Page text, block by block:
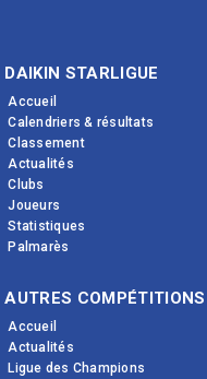
DAIKIN STARLIGUE
Accueil
Calendriers & résultats
Classement
Actualités
Clubs
Joueurs
Statistiques
Palmarès
AUTRES COMPÉTITIONS
Accueil
Actualités
Ligue des Champions